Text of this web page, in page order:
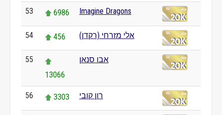
53 6986 Imagine Dragons
54 456 אלי מזרחי (רקדן)
55
13066
אבו סנאן
56 3303 רון קובי